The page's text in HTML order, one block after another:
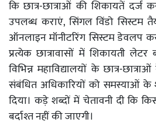
कि छात्र-छात्राओं की शिकायतें दर्ज
उपलब्ध कराएं, सिंगल विंडो सिस्टम
ऑनलाइन मॉनीटरिंग सिस्टम डेवलप
प्रत्येक छात्रावासों में शिकायती
विभिन्न महाविद्यालयों के छात्र-
संबंधित अधिकारियों को समस्याओं के
दिया। कड़े शब्दों में चेतावनी दी कि
बर्दाश्त नहीं की जाएगी।